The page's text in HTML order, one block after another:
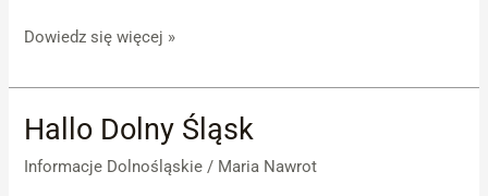
Dowiedz się więcej »
Hallo Dolny Śląsk
Informacje Dolnośląskie / Maria Nawrot
Hallo
Śląsk